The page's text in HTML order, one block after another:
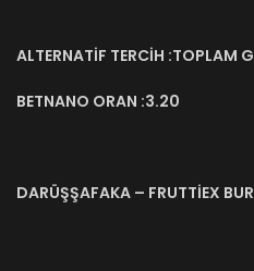
ALTERNATİF TERCİH :TOPLAM
BETNANO ORAN :3.20
DARÜŞŞAFAKA – FRUTTİEX